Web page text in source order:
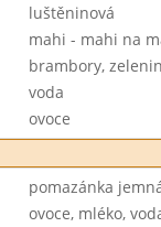
luštěninová
mahi - mahi na
brambory,
voda
ovoce
pomazánka
ovoce, mléko,